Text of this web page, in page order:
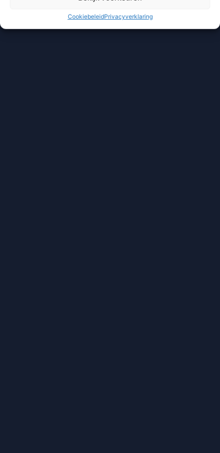
CookiebeleidPrivacyverklaring